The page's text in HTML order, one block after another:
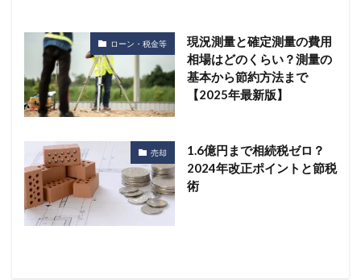
ローン・税金等
現況測量と確定測量の費用
相場はどのくらい？測量の
基本から節約方法まで
【2025年最新版】
売却
1.6億円まで相続税ゼロ？
2024年改正ポイントと節税
術